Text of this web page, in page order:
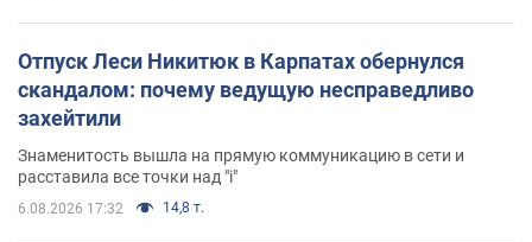
Отпуск Леси Никитюк в Карпатах обернулся
скандалом: почему ведущую несправедливо
захейтили
Знаменитость вышла на прямую коммуникацию в сети и
расставила все точки над "i"
6.08.2026 17:32 14,8 т.